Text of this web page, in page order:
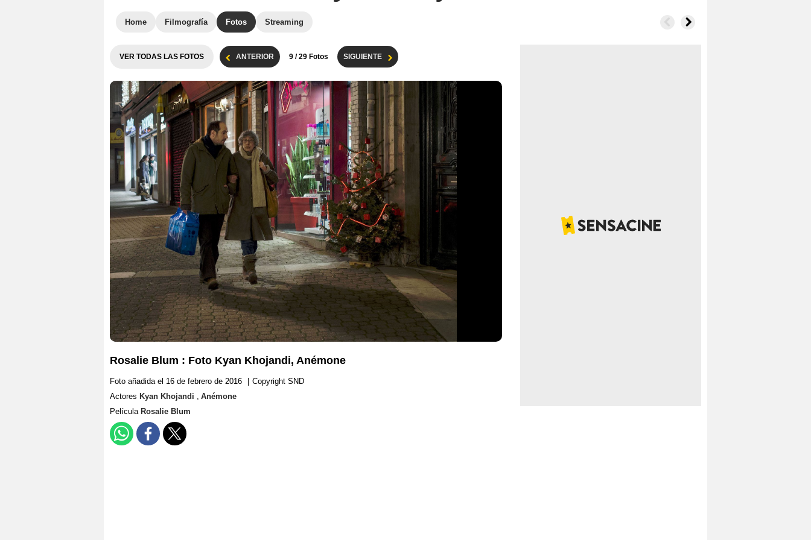
Home Filmografía Fotos Streaming
VER TODAS LAS FOTOS ANTERIOR 9 / 29 Fotos SIGUIENTE
Rosalie Blum : Foto Kyan Khojandi, Anémone
Foto añadida el 16 de febrero de 2016
Copyright SND
Actores Kyan Khojandi , Anémone
Película Rosalie Blum